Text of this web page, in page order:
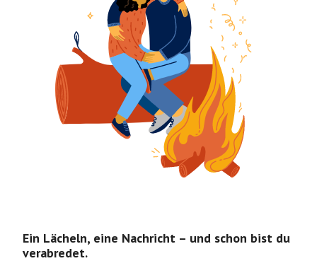
Ein Lächeln, eine Nachricht – und schon bist du
verabredet.